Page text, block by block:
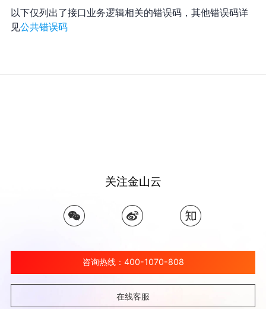
以下仅列出了接口业务逻辑相关的错误码，其他错误码详
见公共错误码
关注金山云
咨询热线：400-1070-808
在线客服